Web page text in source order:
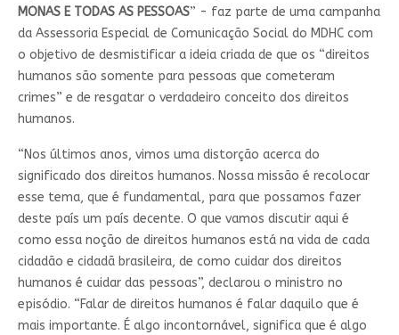
MONAS E TODAS AS PESSOAS” - faz parte de uma campanha
da Assessoria Especial de Comunicação Social do MDHC com
o objetivo de desmistificar a ideia criada de que os “direitos
humanos são somente para pessoas que cometeram
crimes” e de resgatar o verdadeiro conceito dos direitos
humanos.
“Nos últimos anos, vimos uma distorção acerca do
significado dos direitos humanos. Nossa missão é recolocar
esse tema, que é fundamental, para que possamos fazer
deste país um país decente. O que vamos discutir aqui é
como essa noção de direitos humanos está na vida de cada
cidadão e cidadã brasileira, de como cuidar dos direitos
humanos é cuidar das pessoas”, declarou o ministro no
episódio. “Falar de direitos humanos é falar daquilo que é
mais importante. É algo incontornável, significa que é algo